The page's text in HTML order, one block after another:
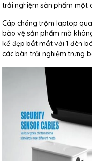
trải nghiệm sản phẩm một
Cáp chống trộm laptop
bảo vệ sản phẩm mà
kế đẹp bắt mắt với 1 đèn
các bàn trải nghiệm trưng